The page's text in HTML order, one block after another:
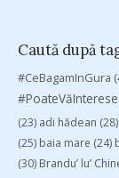
Caută după
#CeBagamInGura
(23) adi hădean (28)
(25) baia mare (24)
(30) Brandu’ lu’